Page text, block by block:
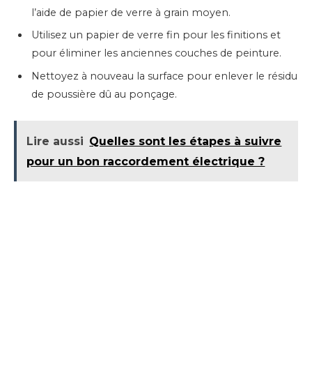
l’aide de papier de verre à grain moyen.
Utilisez un papier de verre fin pour les finitions et
pour éliminer les anciennes couches de peinture.
Nettoyez à nouveau la surface pour enlever le résidu
de poussière dû au ponçage.
Lire aussi Quelles sont les étapes à suivre
pour un bon raccordement électrique ?